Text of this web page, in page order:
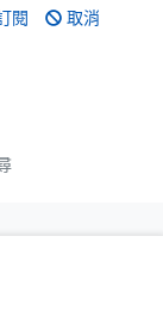
閱 取消